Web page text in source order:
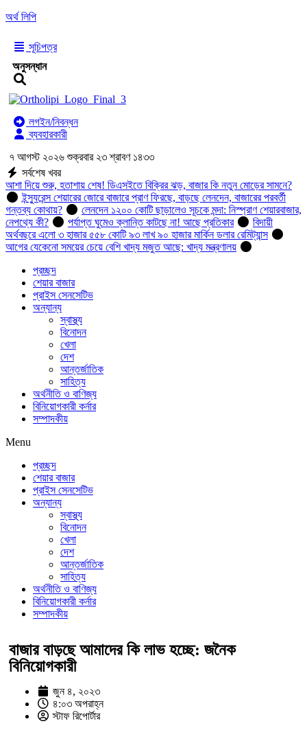
অর্থ লিপি
সূচিপত্র
অনুসন্ধান
লগইন/নিবন্ধন
ব্যবহারকারী
৭ আগস্ট ২০২৬ শুক্রবার ২৩ শ্রাবণ ১৪৩৩
সর্বশেষ খবর
আশা দিয়ে শুরু, হতাশায় শেষ! ডিএসইতে বিক্রির ঝড়, বাজার কি নতুন মোড়ের সামনে?
ইন্স্যুরেন্স শেয়ারের জোরে বাজারে প্রাণ ফিরছে, বাড়ছে লেনদেন, বাজারের পরবর্তী
গন্তব্য কোথায়?
লেনদেন ১২০০ কোটি ছাড়ালেও সূচকে মন্দা: নিস্প্রাণ শেয়ারবাজার,
নেপথ্যে কী?
পর্যাপ্ত ঘুমেও ক্লান্তি কাটছে না! আছে প্রতিকার
বিদায়ী
অর্থবছরে এলো ৩ হাজার ৫৫৮ কোটি ৯৩ লাখ ৯০ হাজার মার্কিন ডলার রেমিট্যান্স
আগের যেকেনো সময়ের চেয়ে বেশি খাদ্য মজুত আছে: খাদ্য মন্ত্রণালয়
প্রচ্ছদ
শেয়ার বাজার
প্রাইস সেনসেটিভ
অন্যান্য
স্বাস্থ্য
বিনোদন
খেলা
দেশ
আন্তর্জাতিক
সাহিত্য
অর্থনীতি ও বাণিজ্য
বিনিয়োগকারী কর্নার
সম্পাদকীয়
Menu
প্রচ্ছদ
শেয়ার বাজার
প্রাইস সেনসেটিভ
অন্যান্য
স্বাস্থ্য
বিনোদন
খেলা
দেশ
আন্তর্জাতিক
সাহিত্য
অর্থনীতি ও বাণিজ্য
বিনিয়োগকারী কর্নার
সম্পাদকীয়
বাজার বাড়ছে আমাদের কি লাভ হচ্ছে: জনৈক
বিনিয়োগকারী
জুন ৪, ২০২৩
৪:০৩ অপরাহ্ন
স্টাফ রিপোর্টার